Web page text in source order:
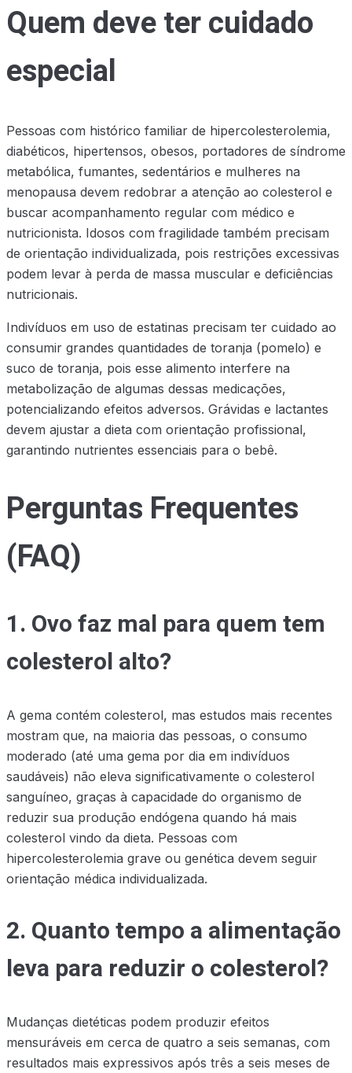
Quem deve ter cuidado
especial
Pessoas com histórico familiar de hipercolesterolemia,
diabéticos, hipertensos, obesos, portadores de síndrome
metabólica, fumantes, sedentários e mulheres na
menopausa devem redobrar a atenção ao colesterol e
buscar acompanhamento regular com médico e
nutricionista. Idosos com fragilidade também precisam
de orientação individualizada, pois restrições excessivas
podem levar à perda de massa muscular e deficiências
nutricionais.
Indivíduos em uso de estatinas precisam ter cuidado ao
consumir grandes quantidades de toranja (pomelo) e
suco de toranja, pois esse alimento interfere na
metabolização de algumas dessas medicações,
potencializando efeitos adversos. Grávidas e lactantes
devem ajustar a dieta com orientação profissional,
garantindo nutrientes essenciais para o bebê.
Perguntas Frequentes
(FAQ)
1. Ovo faz mal para quem tem
colesterol alto?
A gema contém colesterol, mas estudos mais recentes
mostram que, na maioria das pessoas, o consumo
moderado (até uma gema por dia em indivíduos
saudáveis) não eleva significativamente o colesterol
sanguíneo, graças à capacidade do organismo de
reduzir sua produção endógena quando há mais
colesterol vindo da dieta. Pessoas com
hipercolesterolemia grave ou genética devem seguir
orientação médica individualizada.
2. Quanto tempo a alimentação
leva para reduzir o colesterol?
Mudanças dietéticas podem produzir efeitos
mensuráveis em cerca de quatro a seis semanas, com
resultados mais expressivos após três a seis meses de